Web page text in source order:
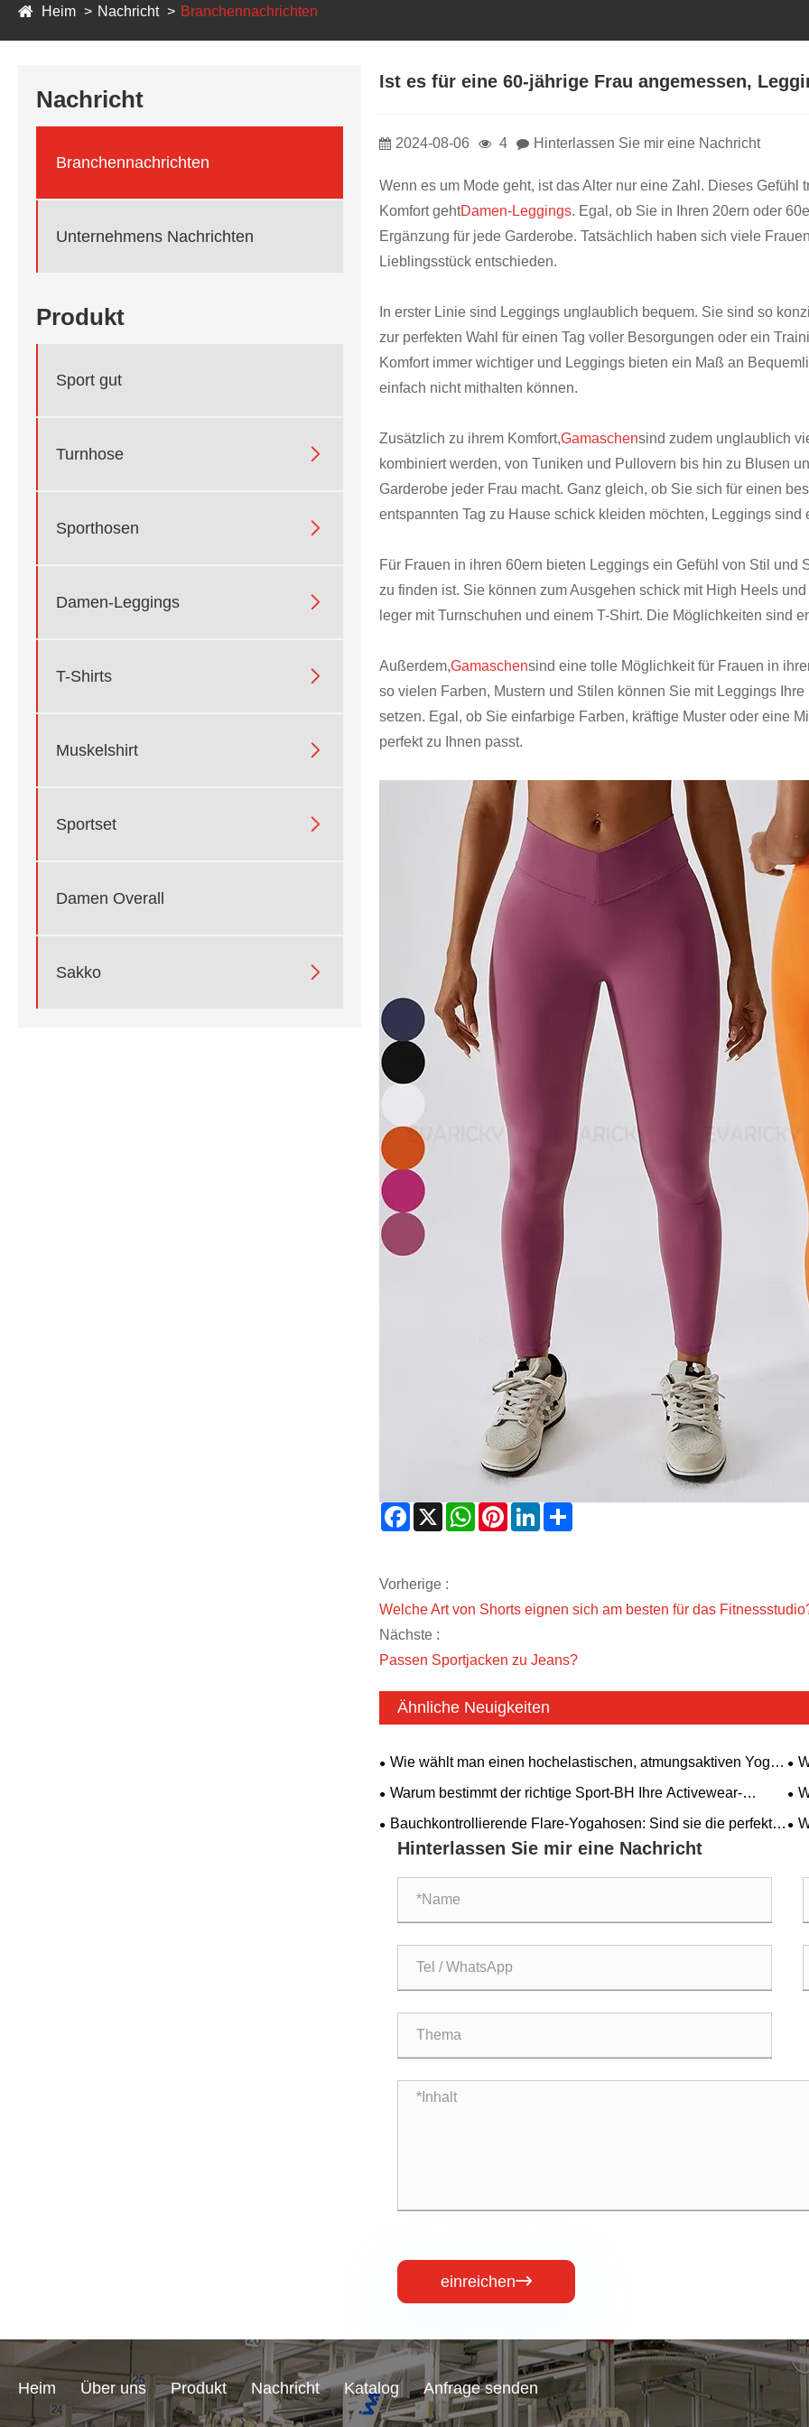
Heim Nachricht Branchennachrichten
Nachricht
Branchennachrichten
Unternehmens Nachrichten
Produkt
Sport gut
Turnhose 
Sporthosen 
Damen-Leggings 
T-Shirts 
Muskelshirt 
Sportset 
Damen Overall
Sakko 
Ist es für eine 60-jährige Frau angemessen,
2024-08-06 4 Hinterlassen Sie mir eine Nachricht
Wenn es um Mode geht, ist das Alter nur eine Zahl. Dieses
Komfort gehtDamen-Leggings. Egal, ob Sie in Ihren 20ern oder
Ergänzung für jede Garderobe. Tatsächlich haben sich viele
Lieblingsstück entschieden.
In erster Linie sind Leggings unglaublich bequem. Sie sind so
zur perfekten Wahl für einen Tag voller Besorgungen oder ein
Komfort immer wichtiger und Leggings bieten ein Maß an
einfach nicht mithalten können.
Zusätzlich zu ihrem Komfort,Gamaschensind zudem unglaublich
kombiniert werden, von Tuniken und Pullovern bis hin zu Blusen
Garderobe jeder Frau macht. Ganz gleich, ob Sie sich für einen
entspannten Tag zu Hause schick kleiden möchten, Leggings sind
Für Frauen in ihren 60ern bieten Leggings ein Gefühl von Stil
zu finden ist. Sie können zum Ausgehen schick mit High Heels
leger mit Turnschuhen und einem T-Shirt. Die Möglichkeiten sind
Außerdem,Gamaschensind eine tolle Möglichkeit für Frauen in
so vielen Farben, Mustern und Stilen können Sie mit Leggings
setzen. Egal, ob Sie einfarbige Farben, kräftige Muster oder eine
perfekt zu Ihnen passt.
Facebook
X WhatsAppPinterestLinkedIn
Vorherige :
Welche Art von Shorts eignen sich am besten für das
Nächste :
Passen Sportjacken zu Jeans?
Ähnliche Neuigkeiten
Wie wählt man einen hochelastischen, atmungsaktiven Yoga-
Body aus? Ein rückenfreies Modell mit gepolstertem BH ist für
alle Fitnessbedürfnisse geeignet.
Warum bestimmt der richtige Sport-BH Ihre Activewear-
Performance?
Bauchkontrollierende Flare-Yogahosen: Sind sie die perfekte
Kombination aus Komfort und Stil?
Hinterlassen Sie mir eine Nachricht
einreichen
Heim Über uns Produkt Nachricht Katalog Anfrage senden